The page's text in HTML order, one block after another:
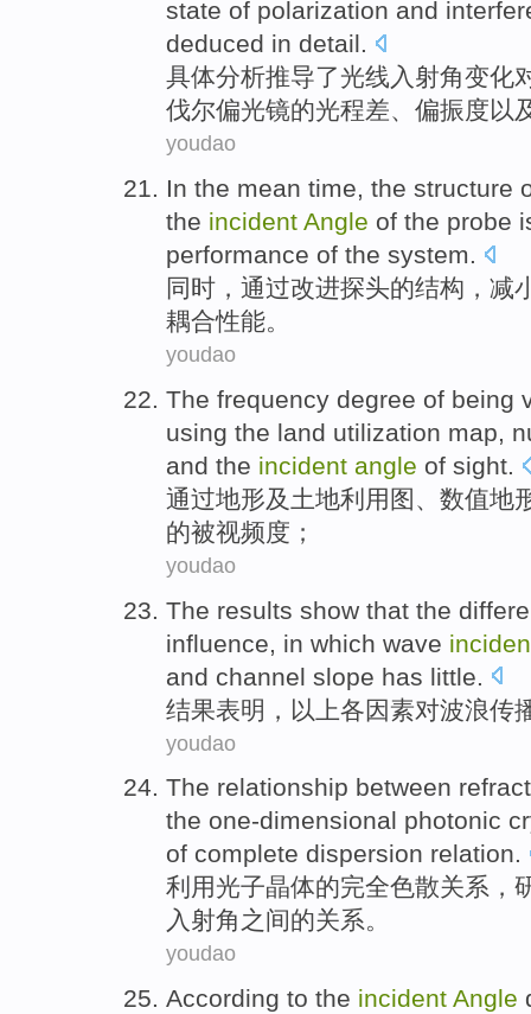
state of polarization and
deduced in detail.
具体分析推导了光线 入射角变化
伐尔偏光镜的光程差、 偏振度以
youdao
In the mean time, the structure
the incident Angle of the probe
performance of the system.
同时 ， 通过改进探头的结构 ， 减
耦合性能。
youdao
The frequency degree of being
using the land utilization map,
and the incident angle of sight.
通过地形及 土地利用 图 、 数值地
的被视频度 ；
youdao
The results show that the
influence, in which wave
and channel slope has little.
结果表明 ，以上各因素对波浪传
youdao
The relationship between
the one-dimensional photonic
of complete dispersion relation.
利用光子晶体的完全色散关系，
入射角 之间的关系。
youdao
According to the incident Angle